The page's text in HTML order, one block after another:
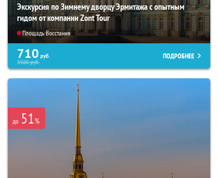
Экскурсия по Зимнему дворцу Эрмитажа с опытным
гидом от компании Zont Tour
Площадь Восстания
710 руб.
3500руб.
ПОДРОБНЕЕ
до 51%